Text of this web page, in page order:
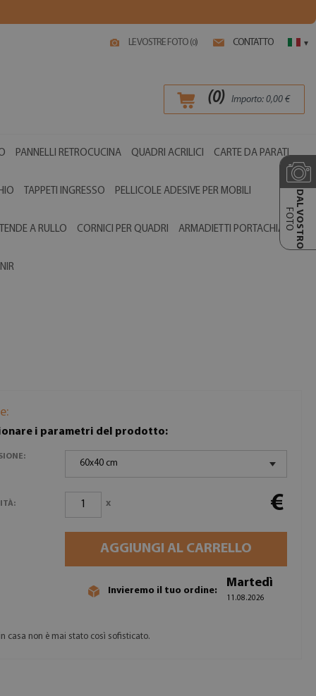
LE VOSTRE FOTO (0) CONTATTO ▾
(0) Importo: 0,00€
PANNELLI RETROCUCINA QUADRI ACRILICI CARTE DA PARATI
TAPPETI INGRESSO PELLICOLE ADESIVE PER MOBILI
TENDE A RULLO CORNICI PER QUADRI ARMADIETTI PORTACHIAVI DAL VOSTRO
FOTO
i parametri del prodotto:
60x40 cm
x €
AGGIUNGI AL CARRELLO
Invieremo il tuo ordine:
Martedì
11.08.2026
casa non è mai stato così sofisticato.